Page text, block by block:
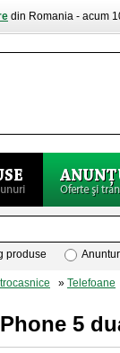
din Romania - acum
produse
» Telefoane
5